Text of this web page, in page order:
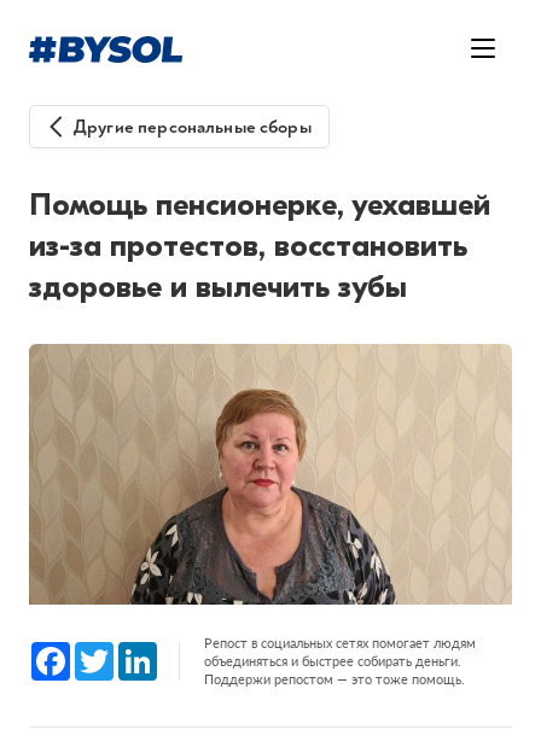
Другие персональные сборы
Помощь пенсионерке, уехавшей
из-за протестов, восстановить
здоровье и вылечить зубы
Facebook
Twitter LinkedInРепост в социальных сетях помогает людям
объединяться и быстрее собирать деньги.
Поддержи репостом — это тоже помощь.